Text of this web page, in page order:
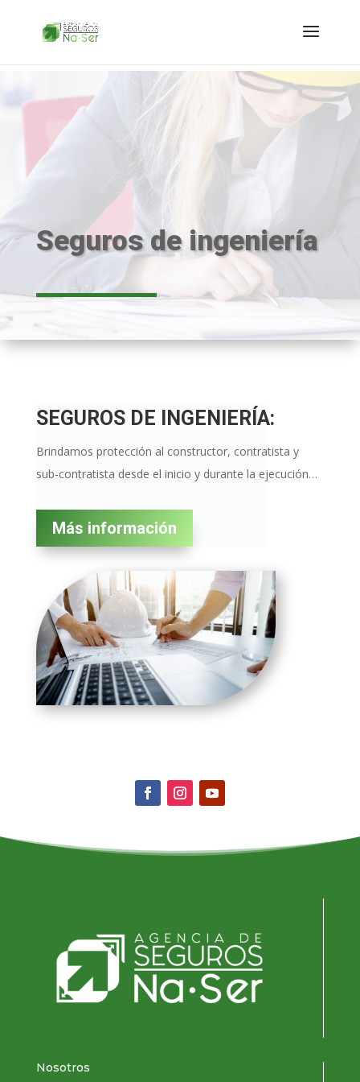
Seguros de ingeniería
SEGUROS DE INGENIERÍA:
Brindamos protección al constructor, contratista y
sub-contratista desde el inicio y durante la ejecución…
Más información
Nosotros